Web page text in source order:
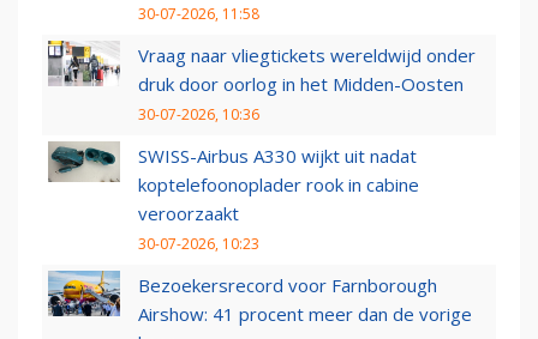
30-07-2026, 11:58
Vraag naar vliegtickets wereldwijd onder
druk door oorlog in het Midden-Oosten
30-07-2026, 10:36
SWISS-Airbus A330 wijkt uit nadat
koptelefoonoplader rook in cabine
veroorzaakt
30-07-2026, 10:23
Bezoekersrecord voor Farnborough
Airshow: 41 procent meer dan de vorige